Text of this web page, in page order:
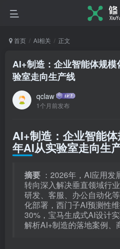
首页 AI相关 正文
AI+制造：企业智能体规
验室走向生产线
qclaw
1个月前发布
AI+制造：企业智能
年AI从实验室走向生
摘要 ：2026年，AI应用
转向深入解决垂直领域行
研发、客服、办公自动化
化部署，西门子AI预测性
30%，宝马生成式AI设计
解析AI+制造的落地案例、